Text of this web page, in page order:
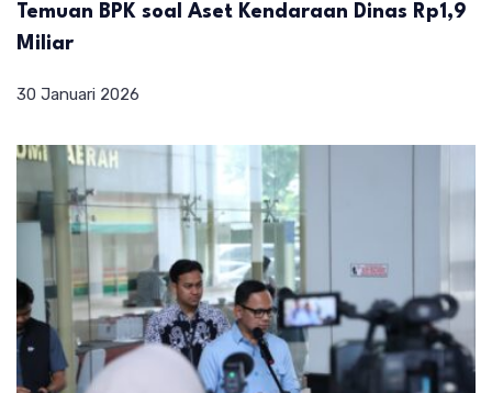
Temuan BPK soal Aset Kendaraan Dinas Rp1,9
Miliar
30 Januari 2026